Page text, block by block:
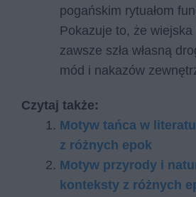
pogańskim rytuałom
Pokazuje to, że
zawsze szła własną
mód i nakazów
Czytaj także:
Motyw tańca w
z różnych epok
Motyw przyrody i
konteksty z różnych